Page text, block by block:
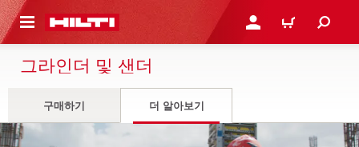
으로 건너뛰기 로그인 또는 회원가입
장바구니
그라인더 및 샌더
구매하기 더 알아보기